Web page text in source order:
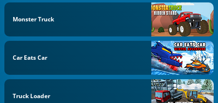
Monster Truck
Car Eats Car
Truck Loader